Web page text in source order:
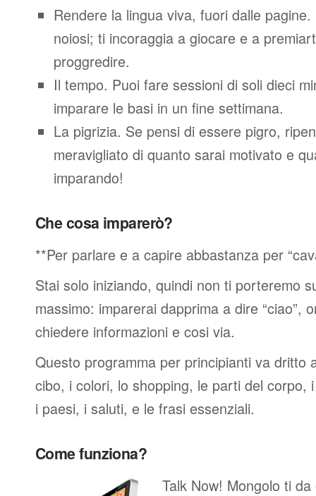
Rendere la lingua viva, fuori dalle
noiosi; ti incoraggia a giocare e a
proggredire.
Il tempo. Puoi fare sessioni di soli dieci
imparare le basi in un fine settimana.
La pigrizia. Se pensi di essere pigro,
meravigliato di quanto sarai motivato e
imparando!
Che cosa imparerò?
**Per parlare e a capire abbastanza per
Stai solo iniziando, quindi non ti porteremo
massimo: imparerai dapprima a dire “ciao”,
chiedere informazioni e cosi via.
Questo programma per principianti va dritto
cibo, i colori, lo shopping, le parti del corpo,
i paesi, i saluti, e le frasi essenziali.
Come funziona?
Talk Now! Mongolo ti